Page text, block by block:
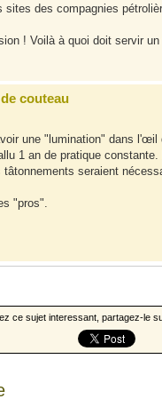
des compagnies
! Voilà à quoi doit servir
couteau
une "lumination" dans
1 an de pratique
seraient
"pros".
ce sujet interessant, partagez-le